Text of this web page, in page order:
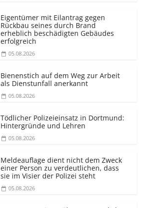
Eigentümer mit Eilantrag gegen
Rückbau seines durch Brand
erheblich beschädigten Gebäudes
erfolgreich
05.08.2026
Bienenstich auf dem Weg zur Arbeit
als Dienstunfall anerkannt
05.08.2026
Tödlicher Polizeieinsatz in Dortmund:
Hintergründe und Lehren
05.08.2026
Meldeauflage dient nicht dem Zweck
einer Person zu verdeutlichen, dass
sie im Visier der Polizei steht
05.08.2026